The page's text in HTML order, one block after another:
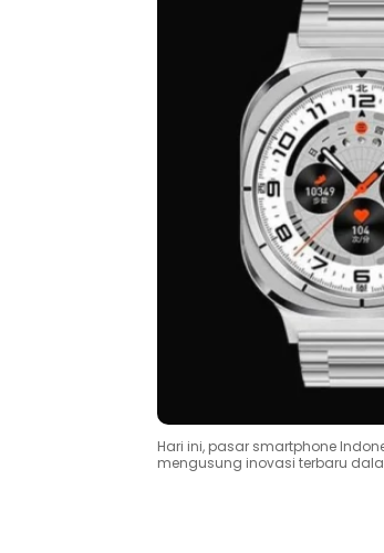
Hari ini, pasar smartphone
mengusung inovasi terbaru